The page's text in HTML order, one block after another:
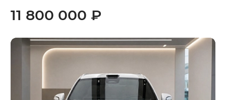
11 800 000 ₽